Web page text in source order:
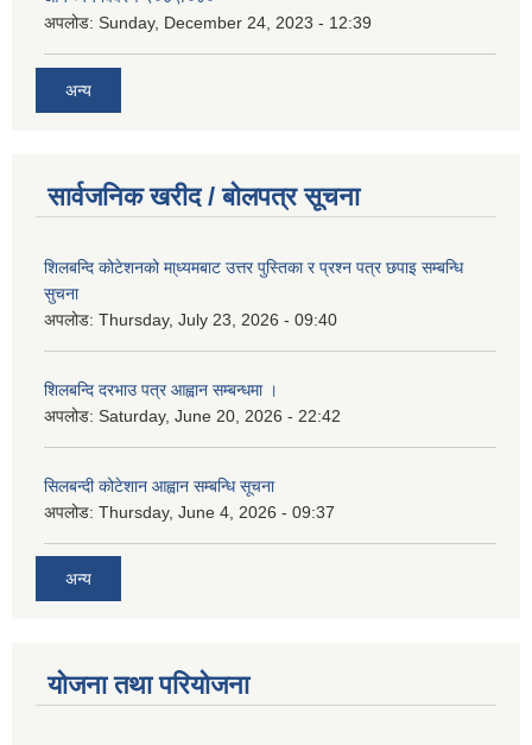
अपलोड: Sunday, December 24, 2023 - 12:39
अन्य
सार्वजनिक खरीद / बोलपत्र सूचना
शिलबन्दि कोटेशनको मा्ध्यमबाट उत्तर पुस्तिका र प्रश्न पत्र छपाइ सम्बन्धि
सुचना
अपलोड: Thursday, July 23, 2026 - 09:40
शिलबन्दि दरभाउ पत्र आह्वान सम्बन्धमा ।
अपलोड: Saturday, June 20, 2026 - 22:42
सिलबन्दी कोटेशान आह्वान सम्बन्धि सूचना
अपलोड: Thursday, June 4, 2026 - 09:37
अन्य
योजना तथा परियोजना